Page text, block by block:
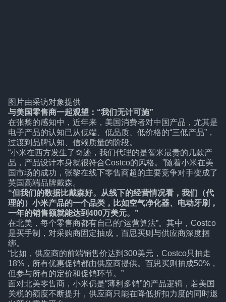
图片由采访对象提供
与美国零售商一起观望：“我们无计可施”
在张黎的感知中，近年来，美国消费者对中国产品，尤其是
电子产品的认知已从低端、低品质、低价格的“三低产品”，
过渡到品牌认知、信赖质量的阶段。
“小米在西方发生了奇迹，我们代理的是智米最贵的几款产
品，产品设计本身就很符合Costco的风格。”随着小米在美
国市场的成功，张黎在线下零售商超的主要竞争对手变成了
英国高端品牌戴森。
“但我们的数据比戴森好。从线下的经营情况看，我们（代
理的）小米产品的一个品类，比如空气净化器、电动牙刷，
一年的销售额就能达到400万美元。”
在北美，每个零售商都有自己的“运营算法”。其中，Costco
是买手制，对采购商固定抽成，百思买则与供应商深度捆
绑。
“比如，供应商的前端销售价达到300美元，Costco只抽走
18%，所有优惠促销都由供应商提供。百思买则抽成50%，
但参与所有的定价和促销环节。”
面对北美零售商，小米仍是“薄利多销”的产品逻辑，若美国
关税的额度不断提升，供应商只能在降低折扣力度的同时退